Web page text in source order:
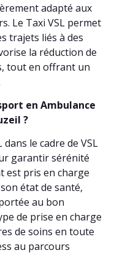
adapté aux
Le Taxi VSL permet
trajets liés à des
la réduction de
tout en offrant un
en Ambulance
?
le cadre de VSL
garantir sérénité
est pris en charge
état de santé,
au bon
de prise en charge
de soins en toute
au parcours